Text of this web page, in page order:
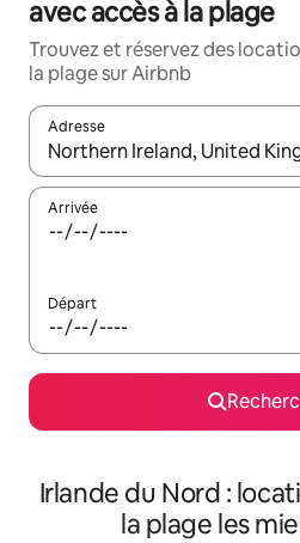
avec accès à la plage
Trouvez et réservez des
la plage sur Airbnb
Adresse
Lorsque les résultats
Arrivée
Départ
Irlande du Nord :
la plage les